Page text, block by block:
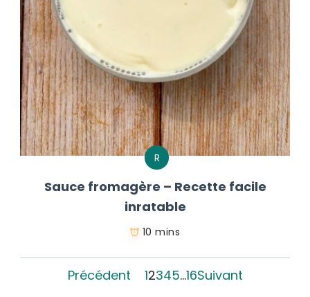
R
Sauce fromagère – Recette facile
inratable
10 mins
Précédent 12345…16Suivant